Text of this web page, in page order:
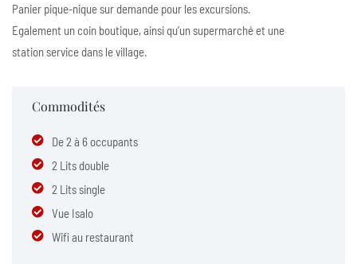
Panier pique-nique sur demande pour les excursions.
Egalement un coin boutique, ainsi qu’un supermarché et une
station service dans le village.
Commodités
De 2 à 6 occupants
2 Lits double
2 Lits single
Vue Isalo
Wifi au restaurant